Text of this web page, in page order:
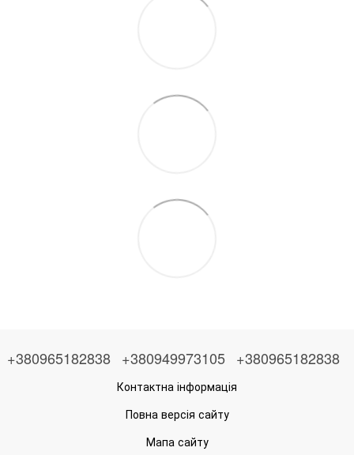
+380965182838 +380949973105 +380965182838
Контактна інформація
Повна версія сайту
Мапа сайту